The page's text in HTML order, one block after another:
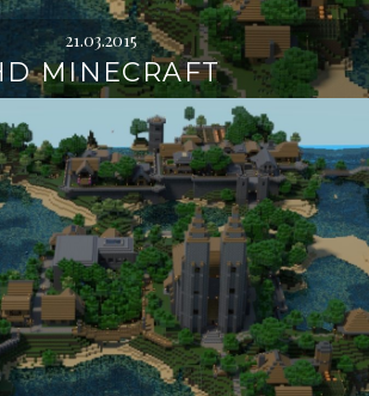
21.03.2015
MINECRAFT